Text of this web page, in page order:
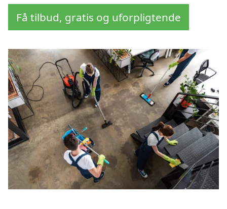
Få tilbud, gratis og uforpligtende